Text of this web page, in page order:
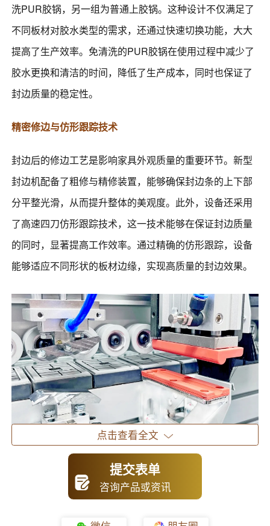
洗PUR胶锅，另一组为普通上胶锅。这种设计不仅满足了
不同板材对胶水类型的需求，还通过快速切换功能，大大
提高了生产效率。免清洗的PUR胶锅在使用过程中减少了
胶水更换和清洁的时间，降低了生产成本，同时也保证了
封边质量的稳定性。
精密修边与仿形跟踪技术
封边后的修边工艺是影响家具外观质量的重要环节。新型
封边机配备了粗修与精修装置，能够确保封边条的上下部
分平整光滑，从而提升整体的美观度。此外，设备还采用
了高速四刀仿形跟踪技术，这一技术能够在保证封边质量
的同时，显著提高工作效率。通过精确的仿形跟踪，设备
能够适应不同形状的板材边缘，实现高质量的封边效果。
消除瑕疵与提升设备稳定性
在封边过程中，修边非直线运动的切削过程往往会留下波
点击查看全文
提交表单
咨询产品或资讯